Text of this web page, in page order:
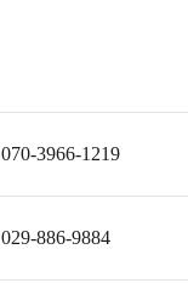
070-3966-1219
029-886-9884